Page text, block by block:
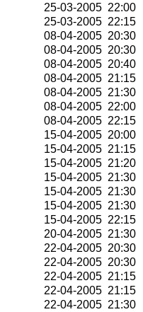
25-03-2005 22:00
25-03-2005 22:15
08-04-2005 20:30
08-04-2005 20:30
08-04-2005 20:40
08-04-2005 21:15
08-04-2005 21:30
08-04-2005 22:00
08-04-2005 22:15
15-04-2005 20:00
15-04-2005 21:15
15-04-2005 21:20
15-04-2005 21:30
15-04-2005 21:30
15-04-2005 21:30
15-04-2005 22:15
20-04-2005 21:30
22-04-2005 20:30
22-04-2005 20:30
22-04-2005 21:15
22-04-2005 21:15
22-04-2005 21:30